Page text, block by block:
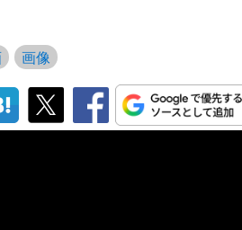
画像